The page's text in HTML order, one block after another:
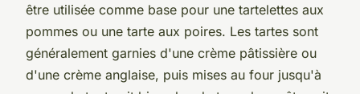
être utilisée comme base pour une tartelettes aux
pommes ou une tarte aux poires. Les tartes sont
généralement garnies d'une crème pâtissière ou
d'une crème anglaise, puis mises au four jusqu'à